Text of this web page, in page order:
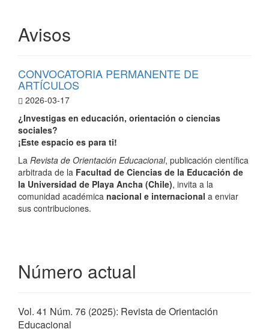
Avisos
CONVOCATORIA PERMANENTE DE
ARTÍCULOS
2026-03-17
¿Investigas en educación, orientación o ciencias
sociales?
¡Este espacio es para ti!
La Revista de Orientación Educacional, publicación científica
arbitrada de la Facultad de Ciencias de la Educación de
la Universidad de Playa Ancha (Chile), invita a la
comunidad académica nacional e internacional a enviar
sus contribuciones.
Número actual
Vol. 41 Núm. 76 (2025): Revista de Orientación
Educacional